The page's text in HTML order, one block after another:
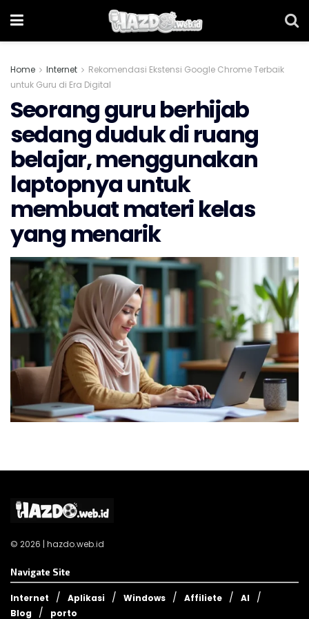
Home Internet
Rekomendasi Ekstensi Google Chrome Terbaik
untuk Guru di Era Digital
Seorang guru berhijab
sedang duduk di ruang
belajar, menggunakan
laptopnya untuk
membuat materi kelas
yang menarik
© 2026 | hazdo.web.id
Navigate Site
Internet Aplikasi Windows Affiliete
AI
Blog
porto